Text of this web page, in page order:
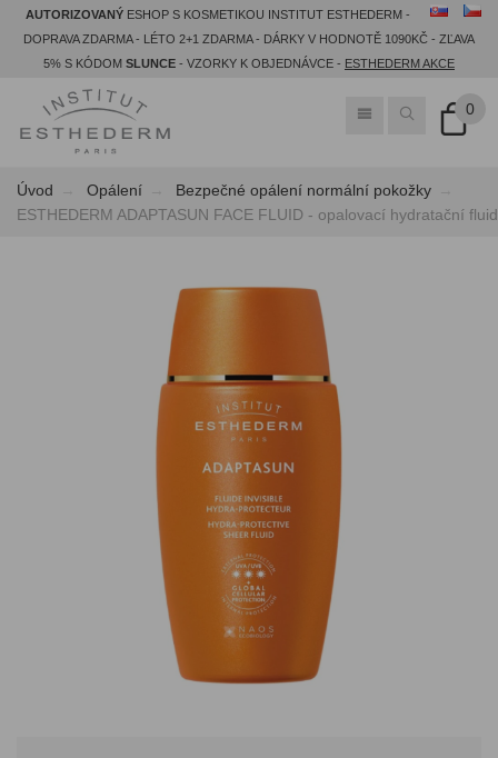
AUTORIZOVANÝ ESHOP S KOSMETIKOU INSTITUT ESTHEDERM -
DOPRAVA ZDARMA - LÉTO 2+1 ZDARMA - DÁRKY V HODNOTĚ 1090KČ - ZĽAVA
5% S KÓDOM SLUNCE - VZORKY K OBJEDNÁVCE - ESTHEDERM AKCE
0
Úvod Opálení
Bezpečné opálení normální pokožky
ESTHEDERM ADAPTASUN FACE FLUID - opalovací hydratační